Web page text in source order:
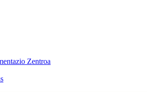
Zentroa